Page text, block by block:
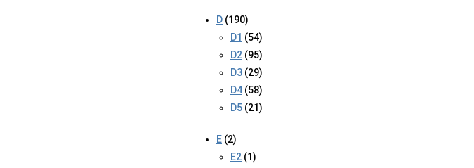
D (190)
D1 (54)
D2 (95)
D3 (29)
D4 (58)
D5 (21)
E (2)
E2 (1)